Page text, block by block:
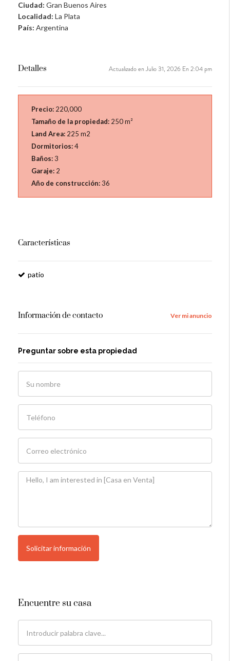
Ciudad: Gran Buenos Aires
Localidad: La Plata
País: Argentina
Detalles Actualizado en Julio 31, 2026 En 2:04 pm
Precio: 220,000
Tamaño de la propiedad: 250 m²
Land Area: 225 m2
Dormitorios:4
Baños:3
Garaje: 2
Año de construcción:36
Características
patio
Información de contacto Ver mi anuncio
Preguntar sobre esta propiedad
Solicitar información
Encuentre su casa